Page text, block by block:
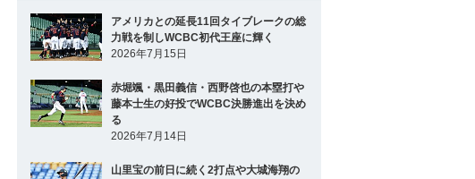
アメリカとの延長11回タイブレークの総
力戦を制しWCBC初代王座に輝く
2026年7月15日
赤堀颯・黒田義信・西野啓也の本塁打や
藤本士生の好投でWCBC決勝進出を決め
る
2026年7月14日
山里宝の前日に続く2打点や大城海翔の